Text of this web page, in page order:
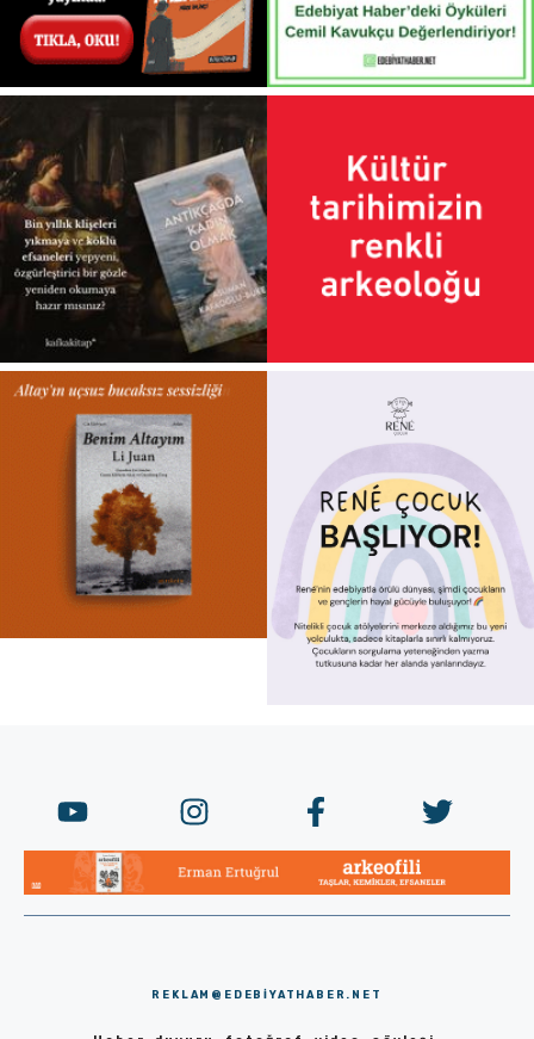
REKLAM@EDEBIYATHABER.NET